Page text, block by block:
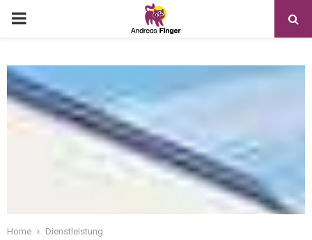
Home
Dienstleistung